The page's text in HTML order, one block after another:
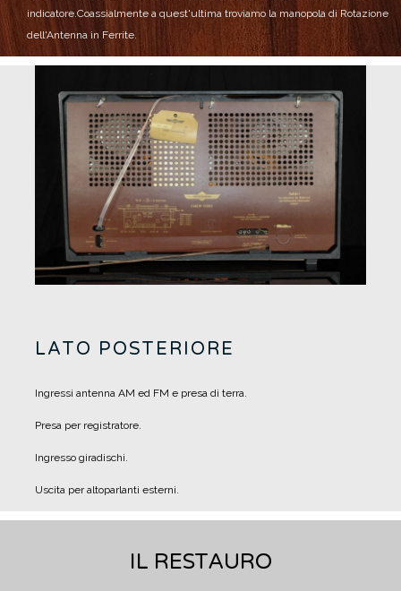
indicatore.Coassialmente a quest'ultima troviamo la manopola di Rotazione
dell'Antenna in Ferrite.
LATO POSTERIORE
Ingressi antenna AM ed FM e presa di terra.
Presa per registratore.
Ingresso giradischi.
Uscita per altoparlanti esterni.
IL RESTAURO